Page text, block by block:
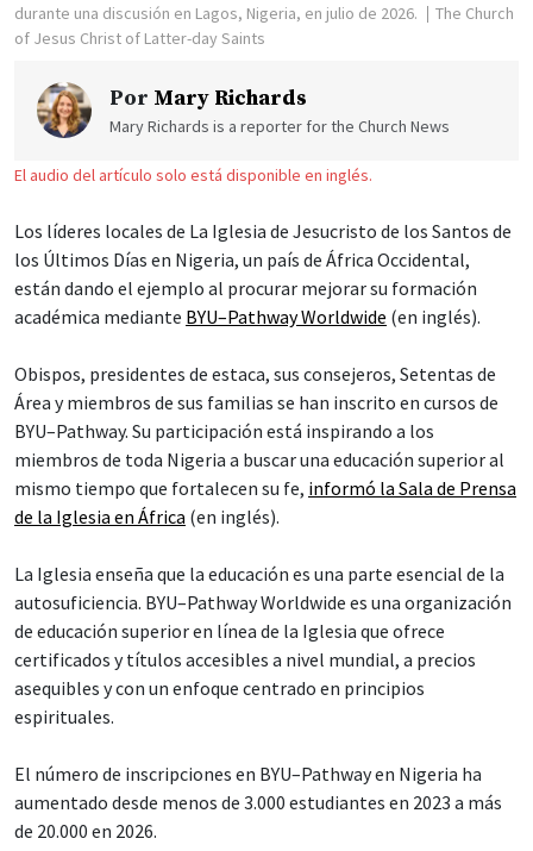
durante una discusión en Lagos, Nigeria, en julio de 2026.
The Church
of Jesus Christ of Latter-day Saints
Por Mary Richards
Mary Richards is a reporter for the Church News
El audio del artículo solo está disponible en inglés.
Los líderes locales de La Iglesia de Jesucristo de los Santos de
los Últimos Días en Nigeria, un país de África Occidental,
están dando el ejemplo al procurar mejorar su formación
académica mediante BYU–Pathway Worldwide (en inglés).
Obispos, presidentes de estaca, sus consejeros, Setentas de
Área y miembros de sus familias se han inscrito en cursos de
BYU–Pathway. Su participación está inspirando a los
miembros de toda Nigeria a buscar una educación superior al
mismo tiempo que fortalecen su fe, informó la Sala de Prensa
de la Iglesia en África (en inglés).
La Iglesia enseña que la educación es una parte esencial de la
autosuficiencia. BYU–Pathway Worldwide es una organización
de educación superior en línea de la Iglesia que ofrece
certificados y títulos accesibles a nivel mundial, a precios
asequibles y con un enfoque centrado en principios
espirituales.
El número de inscripciones en BYU–Pathway en Nigeria ha
aumentado desde menos de 3.000 estudiantes en 2023 a más
de 20.000 en 2026.